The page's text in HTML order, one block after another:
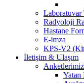
Laboratuvar
Radyoloji
Hastane
E-imza
KPS-V2
İletişim & Ulaşım
Anketlerimiz
Yatan